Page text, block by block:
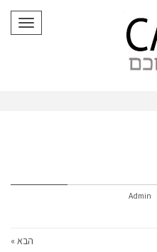
תפריט
Admin
הבא »